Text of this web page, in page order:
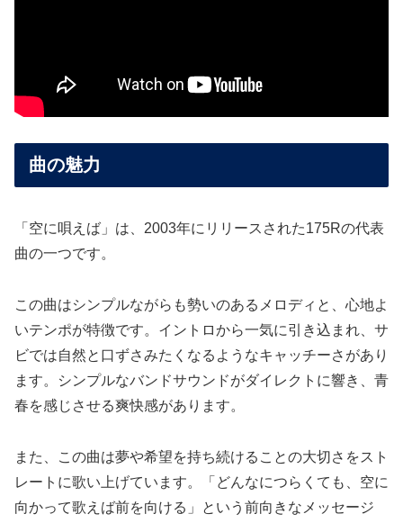
曲の魅力
「空に唄えば」は、2003年にリリースされた175Rの代表
曲の一つです。
この曲はシンプルながらも勢いのあるメロディと、心地よ
いテンポが特徴です。イントロから一気に引き込まれ、サ
ビでは自然と口ずさみたくなるようなキャッチーさがあり
ます。シンプルなバンドサウンドがダイレクトに響き、青
春を感じさせる爽快感があります。
また、この曲は夢や希望を持ち続けることの大切さをスト
レートに歌い上げています。「どんなにつらくても、空に
向かって歌えば前を向ける」という前向きなメッセージ